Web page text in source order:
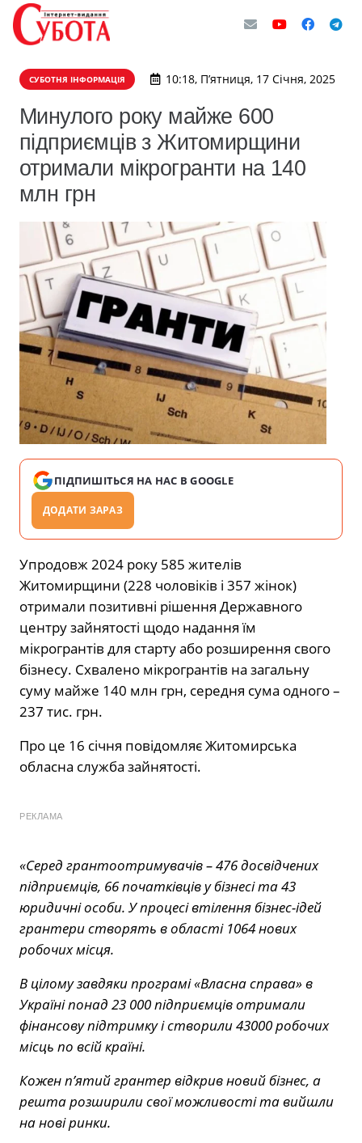
СУБОТНЯ ІНФОРМАЦІЯ 10:18, П’ятниця, 17 Січня, 2025
Минулого року майже 600
підприємців з Житомирщини
отримали мікрогранти на 140
млн грн
ПІДПИШІТЬСЯ НА НАС В GOOGLE
ДОДАТИ ЗАРАЗ
Упродовж 2024 року 585 жителів
Житомирщини (228 чоловіків і 357 жінок)
отримали позитивні рішення Державного
центру зайнятості щодо надання їм
мікрогрантів для старту або розширення свого
бізнесу. Схвалено мікрогрантів на загальну
суму майже 140 млн грн, середня сума одного –
237 тис. грн.
Про це 16 січня повідомляє Житомирська
обласна служба зайнятості.
РЕКЛАМА
«Серед грантоотримувачів – 476 досвідчених
підприємців, 66 початківців у бізнесі та 43
юридичні особи. У процесі втілення бізнес-ідей
грантери створять в області 1064 нових
робочих місця.
В цілому завдяки програмі «Власна справа» в
Україні понад 23 000 підприємців отримали
фінансову підтримку і створили 43000 робочих
місць по всій країні.
Кожен п’ятий грантер відкрив новий бізнес, а
решта розширили свої можливості та вийшли
на нові ринки.